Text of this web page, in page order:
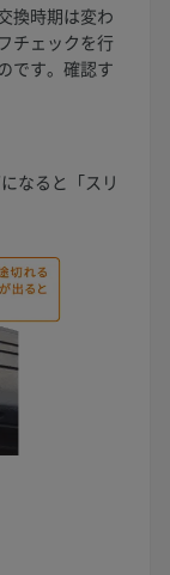
換時期は変わ
チェックを行
です。確認す
なると「スリ